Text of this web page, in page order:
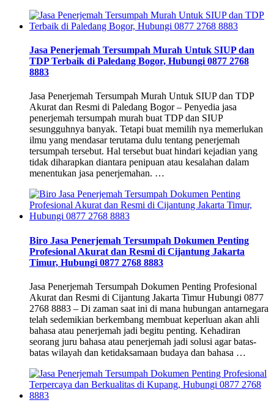
Jasa Penerjemah Tersumpah Murah Untuk SIUP dan
TDP Terbaik di Paledang Bogor, Hubungi 0877 2768
8883
Jasa Penerjemah Tersumpah Murah Untuk SIUP dan TDP
Akurat dan Resmi di Paledang Bogor – Penyedia jasa
penerjemah tersumpah murah buat TDP dan SIUP
sesungguhnya banyak. Tetapi buat memilih nya memerlukan
ilmu yang mendasar terutama dulu tentang penerjemah
tersumpah tersebut. Hal tersebut buat hindari kejadian yang
tidak diharapkan diantara penipuan atau kesalahan dalam
menentukan jasa penerjemahan. …
Biro Jasa Penerjemah Tersumpah Dokumen Penting
Profesional Akurat dan Resmi di Cijantung Jakarta
Timur, Hubungi 0877 2768 8883
Jasa Penerjemah Tersumpah Dokumen Penting Profesional
Akurat dan Resmi di Cijantung Jakarta Timur Hubungi 0877
2768 8883 – Di zaman saat ini di mana hubungan antarnegara
telah sedemikian berkembang membuat keperluan akan ahli
bahasa atau penerjemah jadi begitu penting. Kehadiran
seorang juru bahasa atau penerjemah jadi solusi agar batas-
batas wilayah dan ketidaksamaan budaya dan bahasa …